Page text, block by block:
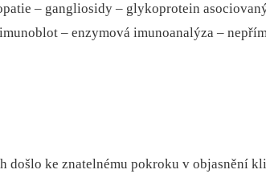
–⁠ gangliosidy –⁠ glykoprotein
–⁠ enzymová imunoanalýza –⁠
došlo ke znatelnému pokroku v objasnění